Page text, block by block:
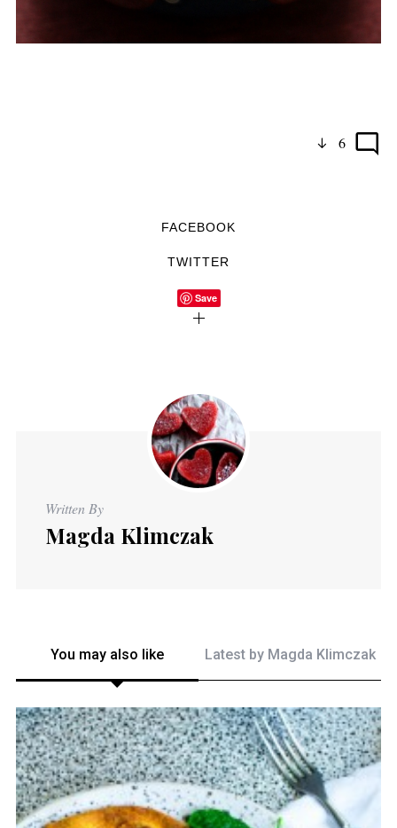
6
FACEBOOK
TWITTER
Save
Written By
Magda Klimczak
You may also like Latest by Magda Klimczak